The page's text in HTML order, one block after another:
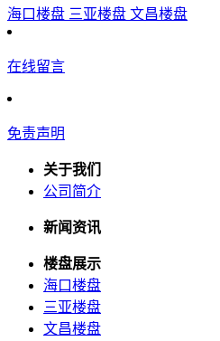
海口楼盘 三亚楼盘 文昌楼盘
在线留言
免责声明
关于我们
公司简介
新闻资讯
楼盘展示
海口楼盘
三亚楼盘
文昌楼盘